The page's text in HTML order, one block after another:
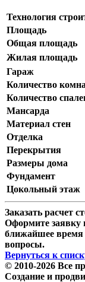
Технология
Площадь
Общая площадь
Жилая площадь
Гараж
Количество
Количество
Мансарда
Материал стен
Отделка
Перекрытия
Размеры дома
Фундамент
Цокольный этаж
Заказать расчет
Оформите заявку
ближайшее время
вопросы.
Вернуться к
© 2010-2026 Все
Создание и